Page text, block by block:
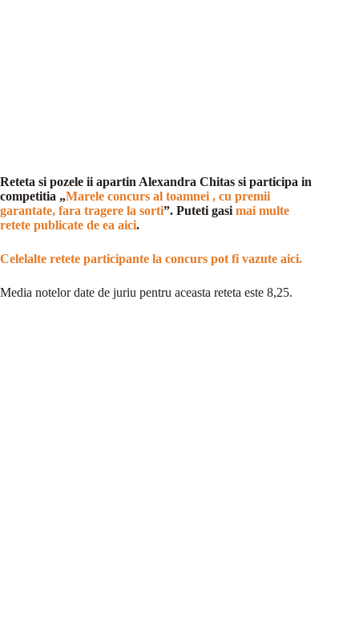
Reteta si pozele ii apartin Alexandra Chitas si participa in
competitia „Marele concurs al toamnei , cu premii
garantate, fara tragere la sorti”. Puteti gasi mai multe
retete publicate de ea aici.
Celelalte retete participante la concurs pot fi vazute aici.
Media notelor date de juriu pentru aceasta reteta este 8,25.